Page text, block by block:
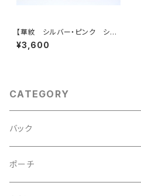
【華紋 シルバー・ピンク シル
ク帯リメイク バッグチャーム型
スクエアポーチ】メイクポーチ
¥3,600
CATEGORY
バック
2Wayクラッチバッグ＆ハンドバッグ
ポーチ